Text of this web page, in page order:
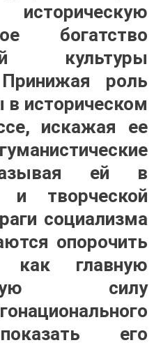
богатство
культуры
роль
в историческом
искажая ее
ей в
и творческой
социализма
опорочить
как главную
силу
его